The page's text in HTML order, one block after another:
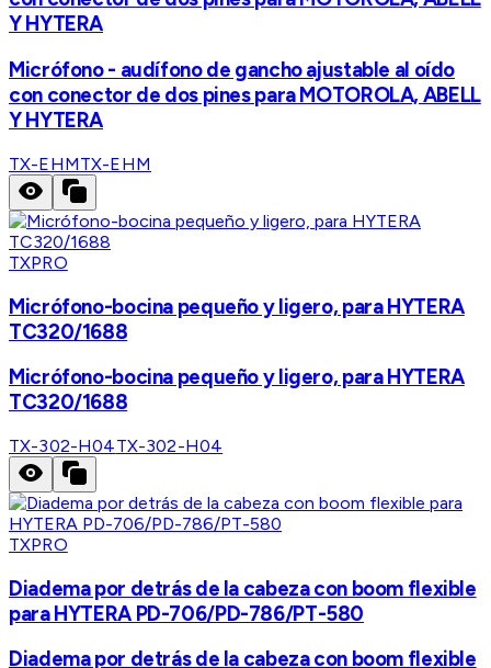
Y HYTERA
Micrófono - audífono de gancho ajustable al oído
con conector de dos pines para MOTOROLA, ABELL
Y HYTERA
TX-EHMTX-EHM
TXPRO
Micrófono-bocina pequeño y ligero, para HYTERA
TC320/1688
Micrófono-bocina pequeño y ligero, para HYTERA
TC320/1688
TX-302-H04TX-302-H04
TXPRO
Diadema por detrás de la cabeza con boom flexible
para HYTERA PD-706/PD-786/PT-580
Diadema por detrás de la cabeza con boom flexible